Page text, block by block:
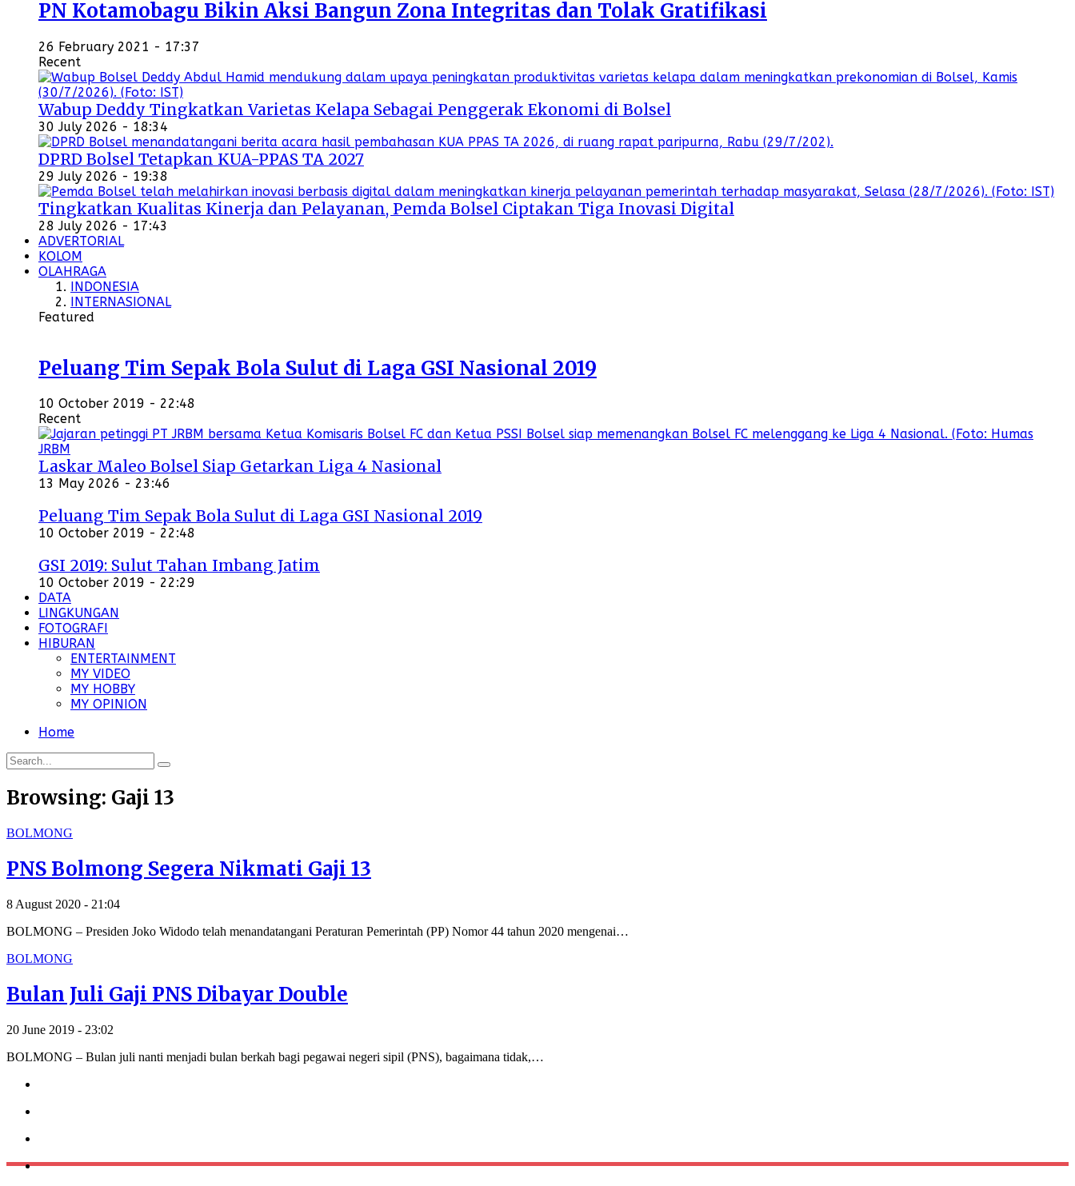
PN Kotamobagu Bikin Aksi Bangun Zona Integritas dan Tolak Gratifikasi
26 February 2021 - 17:37
Recent
Wabup Deddy Tingkatkan Varietas Kelapa Sebagai Penggerak Ekonomi di Bolsel
30 July 2026 - 18:34
DPRD Bolsel Tetapkan KUA-PPAS TA 2027
29 July 2026 - 19:38
Tingkatkan Kualitas Kinerja dan Pelayanan, Pemda Bolsel Ciptakan Tiga Inovasi Digital
28 July 2026 - 17:43
ADVERTORIAL
KOLOM
OLAHRAGA
INDONESIA
INTERNASIONAL
Featured
Peluang Tim Sepak Bola Sulut di Laga GSI Nasional 2019
10 October 2019 - 22:48
Recent
Laskar Maleo Bolsel Siap Getarkan Liga 4 Nasional
13 May 2026 - 23:46
Peluang Tim Sepak Bola Sulut di Laga GSI Nasional 2019
10 October 2019 - 22:48
GSI 2019: Sulut Tahan Imbang Jatim
10 October 2019 - 22:29
DATA
LINGKUNGAN
FOTOGRAFI
HIBURAN
ENTERTAINMENT
MY VIDEO
MY HOBBY
MY OPINION
Home
Browsing: Gaji 13
BOLMONG
PNS Bolmong Segera Nikmati Gaji 13
8 August 2020 - 21:04
BOLMONG – Presiden Joko Widodo telah menandatangani Peraturan Pemerintah (PP) Nomor 44 tahun 2020 mengenai…
BOLMONG
Bulan Juli Gaji PNS Dibayar Double
20 June 2019 - 23:02
BOLMONG – Bulan juli nanti menjadi bulan berkah bagi pegawai negeri sipil (PNS), bagaimana tidak,…